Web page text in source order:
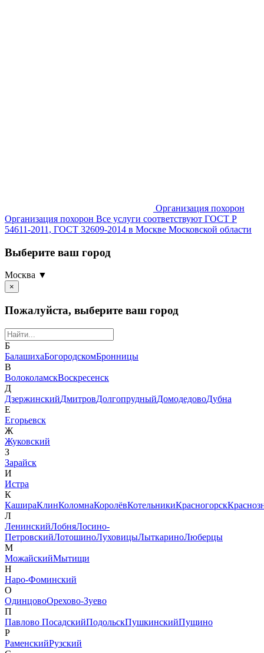
Организация похорон
Организация похорон Все услуги соответствуют ГОСТ Р
54611-2011, ГОСТ 32609-2014 в Москве Московской области
Выберите ваш город
Москва ▼
×
Пожалуйста, выберите ваш город
Б
БалашихаБогородскомБронницы
В
ВолоколамскВоскресенск
Д
ДзержинскийДмитровДолгопрудныйДомодедовоДубна
Е
Егорьевск
Ж
Жуковский
З
Зарайск
И
Истра
К
КашираКлинКоломнаКоролёвКотельникиКрасногорск
Л
ЛенинскийЛобняЛосино-
ПетровскийЛотошиноЛуховицыЛыткариноЛюберцы
М
МожайскийМытищи
Н
Наро-Фоминский
О
ОдинцовоОрехово-Зуево
П
Павлово ПосадскийПодольскПушкинскийПущино
Р
РаменскийРузский